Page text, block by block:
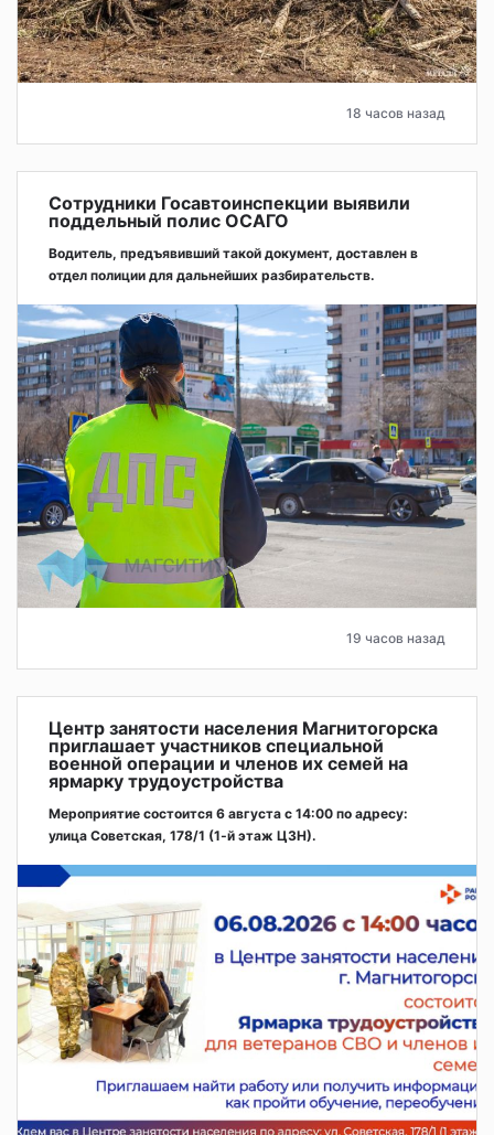
18 часов назад
Сотрудники Госавтоинспекции выявили
поддельный полис ОСАГО
Водитель, предъявивший такой документ, доставлен в
отдел полиции для дальнейших разбирательств.
19 часов назад
Центр занятости населения Магнитогорска
приглашает участников специальной
военной операции и членов их семей на
ярмарку трудоустройства
Мероприятие состоится 6 августа с 14:00 по адресу:
улица Советская, 178/1 (1‑й этаж ЦЗН).